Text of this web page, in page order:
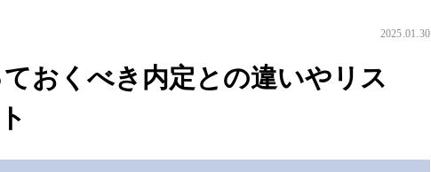
2025.01.30
ておくべき内定との違いやリス